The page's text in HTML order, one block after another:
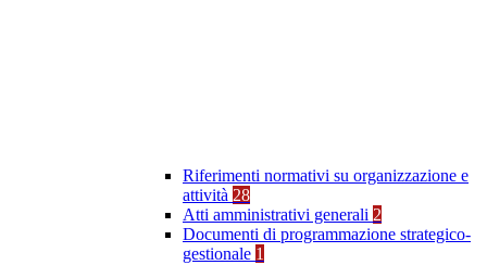
Riferimenti normativi su organizzazione e
attività 28
Atti amministrativi generali 2
Documenti di programmazione strategico-
gestionale 1